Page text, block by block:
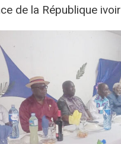
de la République